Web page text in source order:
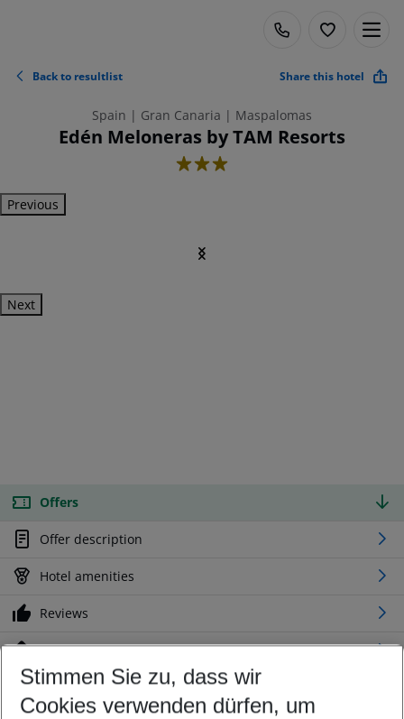
Back to resultlist Share this hotel
Spain | Gran Canaria | Maspalomas
Edén Meloneras by TAM Resorts
3
Previous
Next
Offers
Offer description
Hotel amenities
Reviews
Location
Customize your offer
Stimmen Sie zu, dass wir
Cookies verwenden dürfen, um